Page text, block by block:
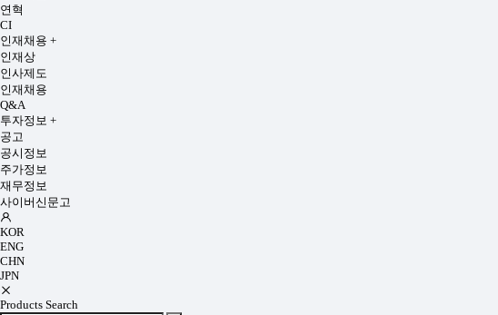
연혁
CI
인재채용 +
인재상
인사제도
인재채용
Q&A
투자정보 +
공고
공시정보
주가정보
재무정보
사이버신문고
KOR
ENG
CHN
JPN
Products Search